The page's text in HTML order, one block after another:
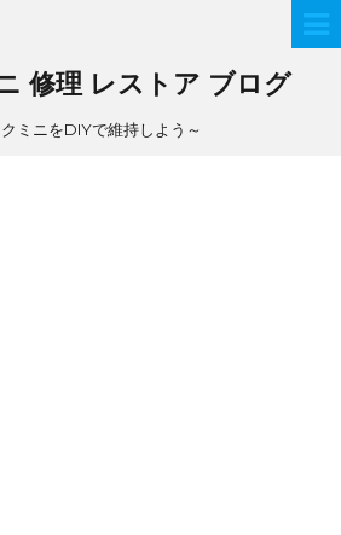
修理 レストア ブログ
ミニをDIYで維持しよう～